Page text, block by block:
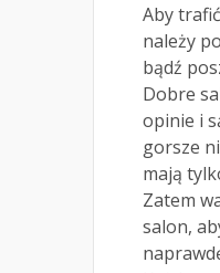
Aby
należy
bądź
Dobre
opinie i
gorsze
mają
Zatem
salon,